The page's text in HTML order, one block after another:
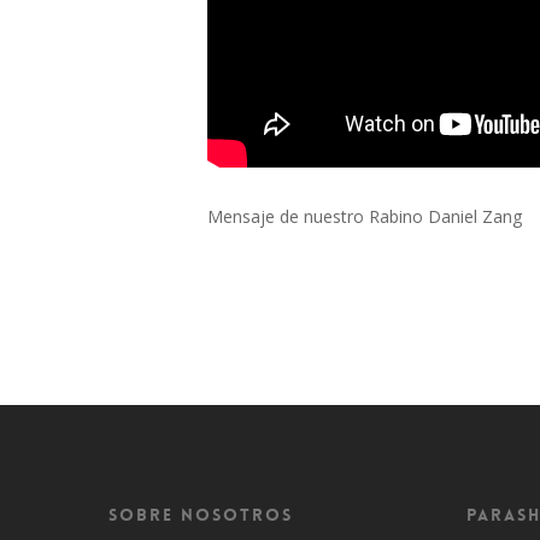
Mensaje de nuestro Rabino Daniel Zang
Sobre Nosotros